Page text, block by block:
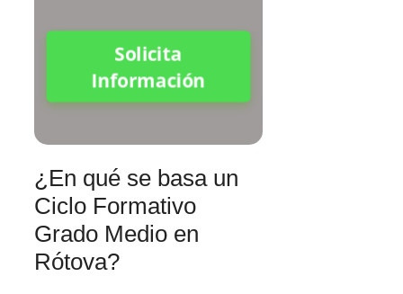
Solicita
Información
¿En qué se basa un
Ciclo Formativo
Grado Medio en
Rótova?